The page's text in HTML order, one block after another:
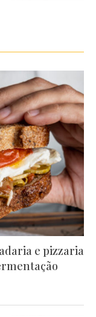
e pizzaria